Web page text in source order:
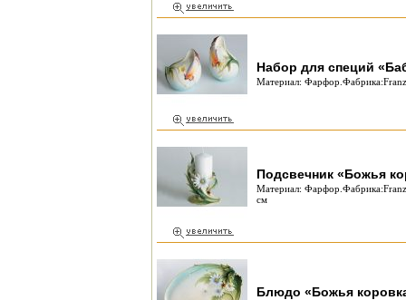
Набор для специй
Материал:
Подсвечник «Божья
Материал:
см
Блюдо «Божья